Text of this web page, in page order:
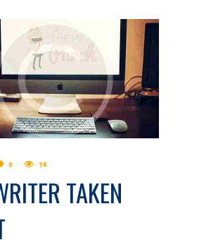
0 14
TAKEN